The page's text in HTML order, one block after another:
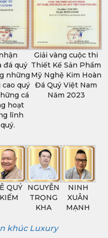
đá quý
những
quý
cá
hoạt
lĩnh
Giải vàng cuộc thi
Thiết Kế Sản Phẩm
Mỹ Nghệ Kim Hoàn
Đá Quý Việt Nam
Năm 2023
QUÝ
KIẾM
NGUYỄN
TRỌNG
KHA
NINH
XUÂN
MẠNH
khúc Luxury